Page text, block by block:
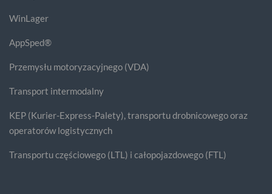
WinLager
AppSped®
Przemysłu motoryzacyjnego (VDA)
Transport intermodalny
KEP (Kurier-Express-Palety), transportu drobnicowego oraz
operatorów logistycznych
Transportu częściowego (LTL) i całopojazdowego (FTL)